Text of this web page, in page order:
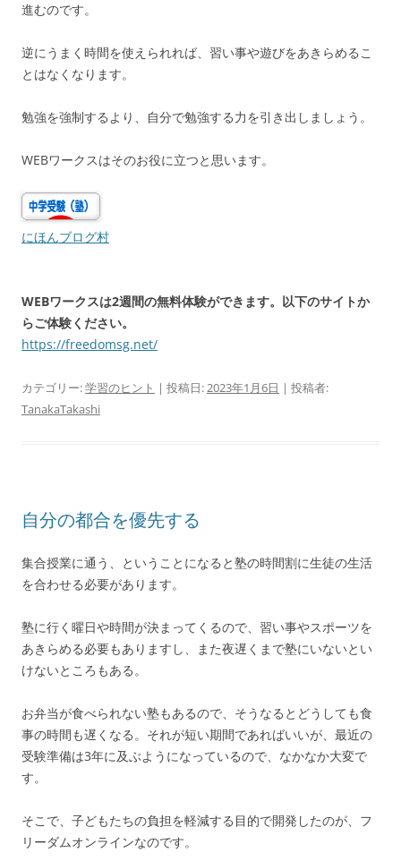
進むのです。
逆にうまく時間を使えられれば、習い事や遊びをあきらめるこ
とはなくなります。
勉強を強制するより、自分で勉強する力を引き出しましょう。
WEBワークスはそのお役に立つと思います。
にほんブログ村
WEBワークスは2週間の無料体験ができます。以下のサイトか
らご体験ください。
https://freedomsg.net/
カテゴリー:学習のヒント | 投稿日:2023年1月6日 | 投稿者:
TanakaTakashi
自分の都合を優先する
集合授業に通う、ということになると塾の時間割に生徒の生活
を合わせる必要があります。
塾に行く曜日や時間が決まってくるので、習い事やスポーツを
あきらめる必要もありますし、また夜遅くまで塾にいないとい
けないところもある。
お弁当が食べられない塾もあるので、そうなるとどうしても食
事の時間も遅くなる。それが短い期間であればいいが、最近の
受験準備は3年に及ぶようになっているので、なかなか大変で
す。
そこで、子どもたちの負担を軽減する目的で開発したのが、フ
リーダムオンラインなのです。